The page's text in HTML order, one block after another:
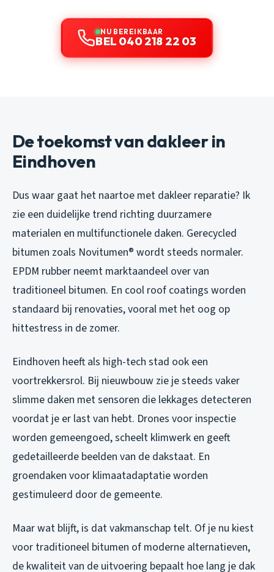
NU BEREIKBAAR
BEL 040 218 22 03
De toekomst van dakleer in
Eindhoven
Dus waar gaat het naartoe met dakleer reparatie? Ik
zie een duidelijke trend richting duurzamere
materialen en multifunctionele daken. Gerecycled
bitumen zoals Novitumen® wordt steeds normaler.
EPDM rubber neemt marktaandeel over van
traditioneel bitumen. En cool roof coatings worden
standaard bij renovaties, vooral met het oog op
hittestress in de zomer.
Eindhoven heeft als high-tech stad ook een
voortrekkersrol. Bij nieuwbouw zie je steeds vaker
slimme daken met sensoren die lekkages detecteren
voordat je er last van hebt. Drones voor inspectie
worden gemeengoed, scheelt klimwerk en geeft
gedetailleerde beelden van de dakstaat. En
groendaken voor klimaatadaptatie worden
gestimuleerd door de gemeente.
Maar wat blijft, is dat vakmanschap telt. Of je nu kiest
voor traditioneel bitumen of moderne alternatieven,
de kwaliteit van de uitvoering bepaalt hoe lang je dak